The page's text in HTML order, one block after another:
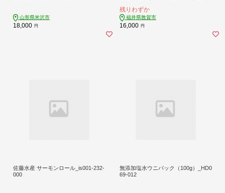
山形県米沢市
18,000 円
ふるさと納税】
残りわずか
福井県敦賀市
16,000 円
佐藤水産 サーモンロール_is001-232-
000
無添加塩水ウニパック（100g）_HD0
69-012